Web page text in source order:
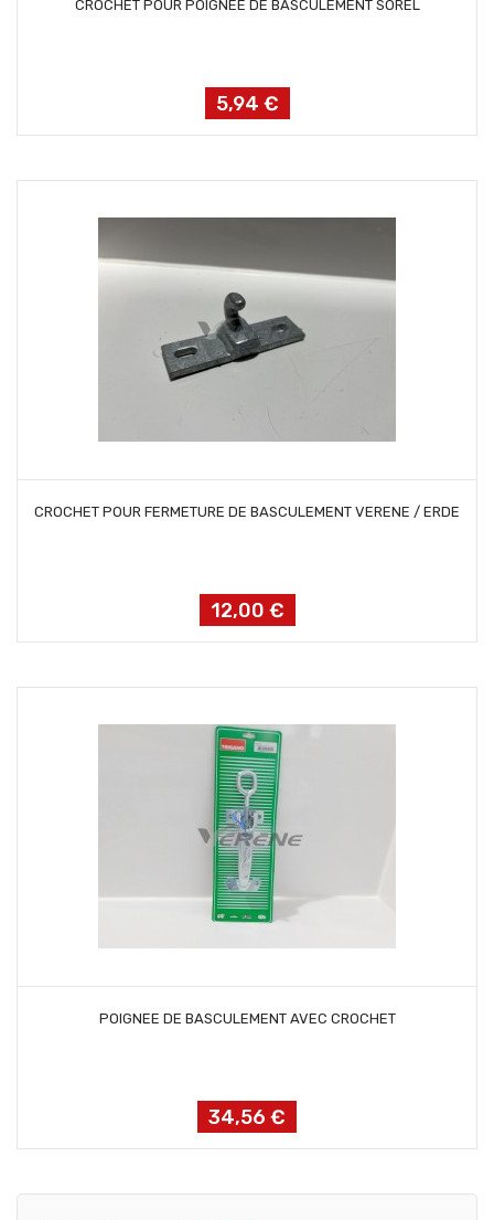
CROCHET POUR POIGNEE DE BASCULEMENT SOREL
Prix
5,94 €
CROCHET POUR FERMETURE DE BASCULEMENT VERENE / ERDE
Prix
12,00 €
POIGNEE DE BASCULEMENT AVEC CROCHET
Prix
34,56 €